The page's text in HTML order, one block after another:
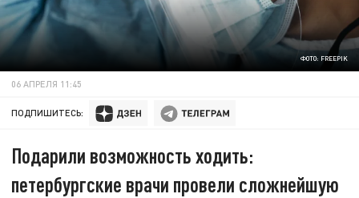
ФОТО: FREEPIK
06 АПРЕЛЯ 11:45
ПОДПИШИТЕСЬ:
Подарили возможность ходить:
петербургские врачи провели сложнейшую